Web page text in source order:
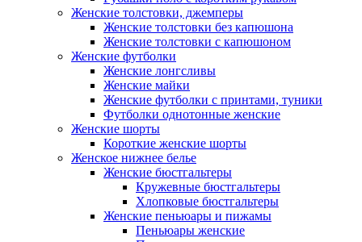
Женские толстовки, джемперы
Женские толстовки без капюшона
Женские толстовки с капюшоном
Женские футболки
Женские лонгсливы
Женские майки
Женские футболки с принтами, туники
Футболки однотонные женские
Женские шорты
Короткие женские шорты
Женское нижнее белье
Женские бюстгальтеры
Кружевные бюстгальтеры
Хлопковые бюстгальтеры
Женские пеньюары и пижамы
Пеньюары женские